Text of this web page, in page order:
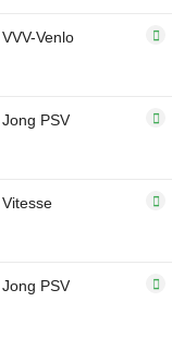
VVV-Venlo
Jong PSV
Vitesse
Jong PSV